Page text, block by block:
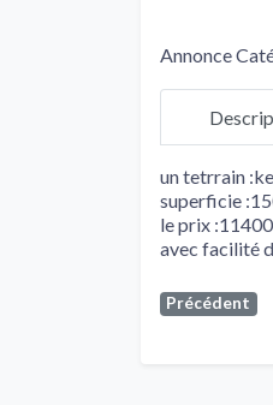
Annonce
un tetrrain
superficie
le prix
avec facilité
Précédent